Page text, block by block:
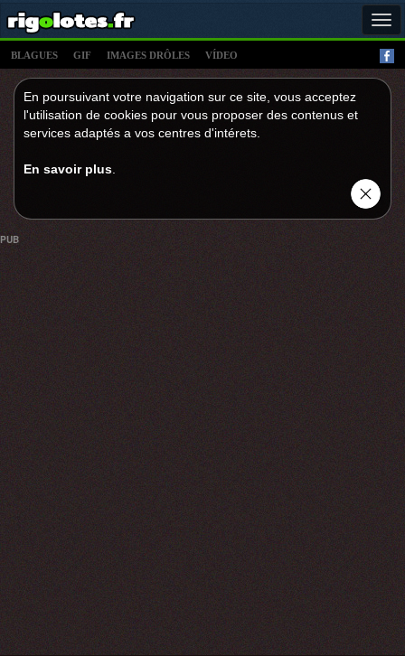
BLAGUES GIF IMAGES DRÔLES VÍDEO
En poursuivant votre navigation sur ce site, vous acceptez
l'utilisation de cookies pour vous proposer des contenus et
services adaptés a vos centres d'intérets.
En savoir plus
PUB